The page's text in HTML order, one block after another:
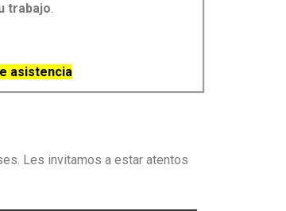
trabajo.
asistencia
Les invitamos a estar atentos